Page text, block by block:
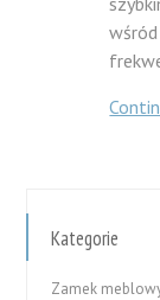
Kategorie
Zamek